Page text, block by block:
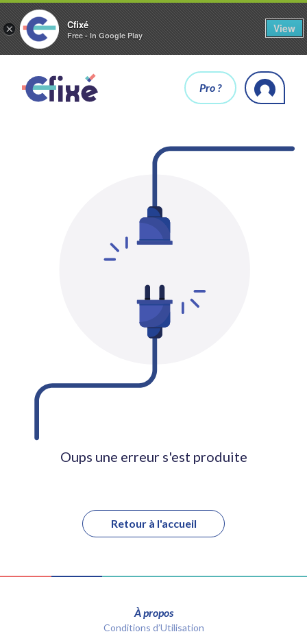
× Cfixé
Free - In Google Play
View
Pro ?
Oups une erreur s'est produite
Retour à l'accueil
À propos
Conditions d’Utilisation